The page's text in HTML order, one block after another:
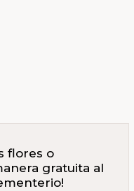
flores o
gratuita al